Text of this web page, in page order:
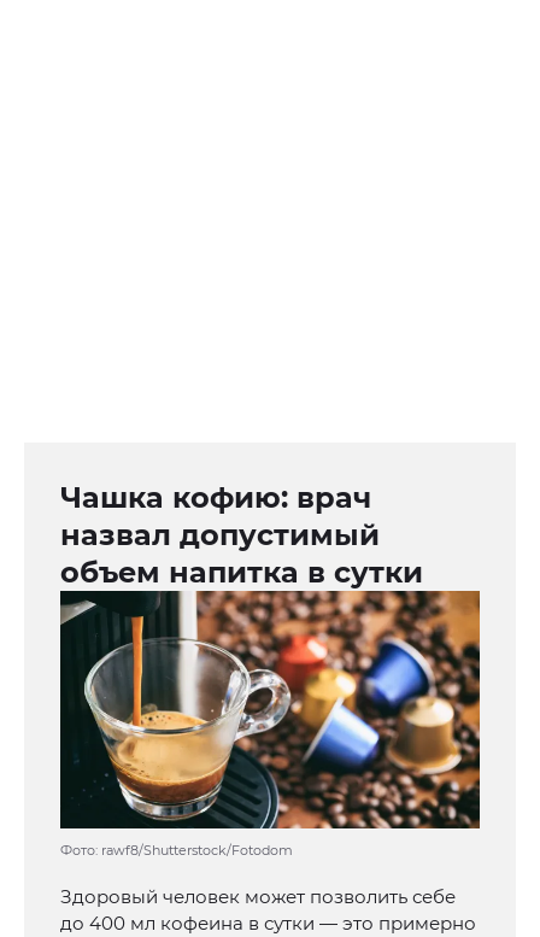
Чашка кофию: врач
назвал допустимый
объем напитка в сутки
Фото: rawf8/Shutterstock/Fotodom
Здоровый человек может позволить себе
до 400 мл кофеина в сутки — это примерно